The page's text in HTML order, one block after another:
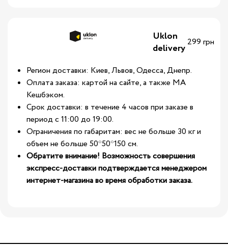
Uklon
delivery 299 грн
Регион доставки: Киев, Львов, Одесса, Днепр.
Оплата заказа: картой на сайте, а также МА
Кешбэком.
Срок доставки: в течение 4 часов при заказе в
период с 11:00 до 19:00.
Ограничения по габаритам: вес не больше 30 кг и
объем не больше 50*50*150 см.
Обратите внимание! Возможность совершения
экспресс-доставки подтверждается менеджером
интернет-магазина во время обработки заказа.